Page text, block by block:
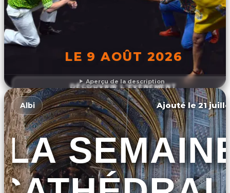
Aperçu de la description
LE 9 AOÛT 2026
DÉCOUVRIR L'ÉVÉNEMENT
Albi Ajouté le 21
LA